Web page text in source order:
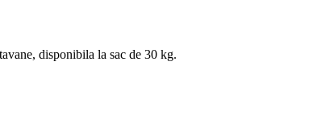
disponibila la sac de 30 kg.